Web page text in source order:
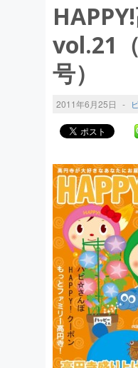
vol.21
号）
2011年6月25日 -